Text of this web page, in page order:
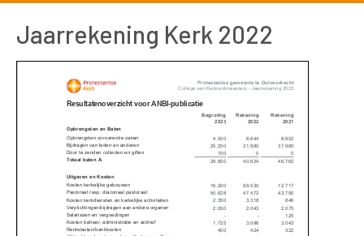
Jaarrekening Kerk 2022